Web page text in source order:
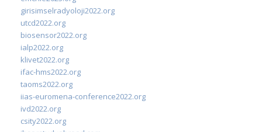
girisimselradyoloji2022.org
utcd2022.org
biosensor2022.org
ialp2022.org
klivet2022.org
ifac-hms2022.org
taoms2022.org
iias-euromena-conference2022.org
ivd2022.org
csity2022.org